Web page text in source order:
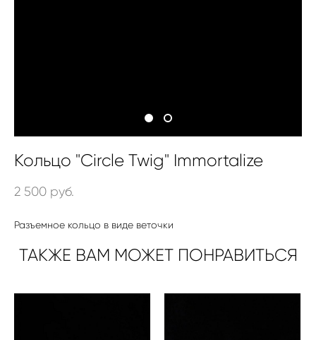
Кольцо "Circle Twig" Immortalize
2 500 pуб.
Разъемное кольцо в виде веточки
ТАКЖЕ ВАМ МОЖЕТ ПОНРАВИТЬСЯ